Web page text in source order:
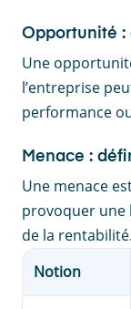
Opportunité :
Une
l’entreprise
performance
Menace :
Une menace
provoquer une
de la rentabilité.
Notion